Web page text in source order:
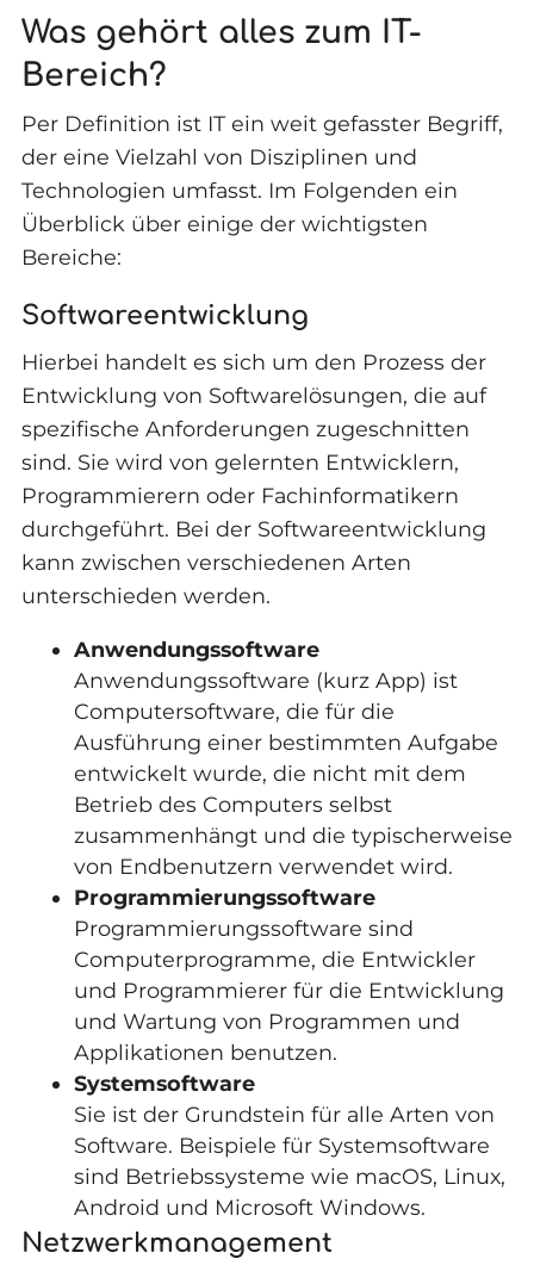
Was gehört alles zum IT-
Bereich?
Per Definition ist IT ein weit gefasster Begriff,
der eine Vielzahl von Disziplinen und
Technologien umfasst. Im Folgenden ein
Überblick über einige der wichtigsten
Bereiche:
Softwareentwicklung
Hierbei handelt es sich um den Prozess der
Entwicklung von Softwarelösungen, die auf
spezifische Anforderungen zugeschnitten
sind. Sie wird von gelernten Entwicklern,
Programmierern oder Fachinformatikern
durchgeführt. Bei der Softwareentwicklung
kann zwischen verschiedenen Arten
unterschieden werden.
Anwendungssoftware
Anwendungssoftware (kurz App) ist
Computersoftware, die für die
Ausführung einer bestimmten Aufgabe
entwickelt wurde, die nicht mit dem
Betrieb des Computers selbst
zusammenhängt und die typischerweise
von Endbenutzern verwendet wird.
Programmierungssoftware
Programmierungssoftware sind
Computerprogramme, die Entwickler
und Programmierer für die Entwicklung
und Wartung von Programmen und
Applikationen benutzen.
Systemsoftware
Sie ist der Grundstein für alle Arten von
Software. Beispiele für Systemsoftware
sind Betriebssysteme wie macOS, Linux,
Android und Microsoft Windows.
Netzwerkmanagement